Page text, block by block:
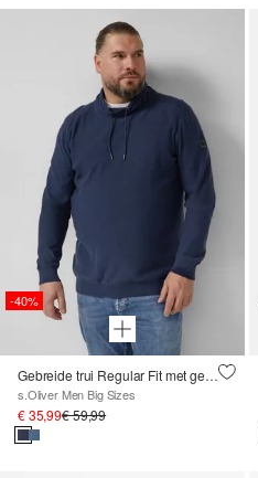
-40%
Gebreide trui Regular Fit met geribde boorden
s.Oliver Men Big Sizes
€ 35,99€ 59,99